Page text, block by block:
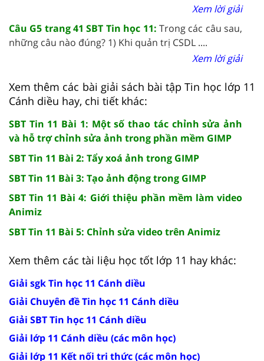
Xem lời giải
Câu G5 trang 41 SBT Tin học 11: Trong các câu sau,
những câu nào đúng? 1) Khi quản trị CSDL ....
Xem lời giải
Xem thêm các bài giải sách bài tập Tin học lớp 11
Cánh diều hay, chi tiết khác:
SBT Tin 11 Bài 1: Một số thao tác chỉnh sửa ảnh
và hỗ trợ chỉnh sửa ảnh trong phần mềm GIMP
SBT Tin 11 Bài 2: Tẩy xoá ảnh trong GIMP
SBT Tin 11 Bài 3: Tạo ảnh động trong GIMP
SBT Tin 11 Bài 4: Giới thiệu phần mềm làm video
Animiz
SBT Tin 11 Bài 5: Chỉnh sửa video trên Animiz
Xem thêm các tài liệu học tốt lớp 11 hay khác:
Giải sgk Tin học 11 Cánh diều
Giải Chuyên đề Tin học 11 Cánh diều
Giải SBT Tin học 11 Cánh diều
Giải lớp 11 Cánh diều (các môn học)
Giải lớp 11 Kết nối tri thức (các môn học)